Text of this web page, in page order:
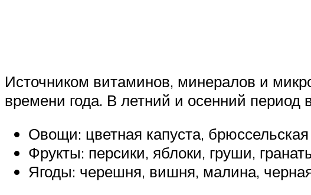
Источником витаминов, минералов и
времени года. В летний и осенний
Овощи: цветная капуста,
Фрукты: персики, яблоки, груши,
Ягоды: черешня, вишня, малина,